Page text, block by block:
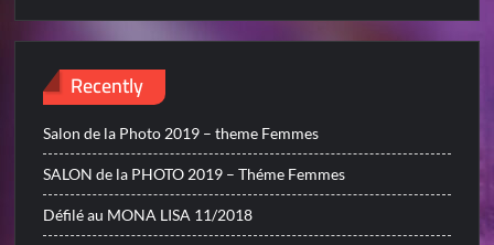
Recently
Salon de la Photo 2019 – theme Femmes
SALON de la PHOTO 2019 – Théme Femmes
Défilé au MONA LISA 11/2018